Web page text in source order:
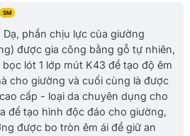
SM
Dạ, phần chịu lực của giường
được gia công bằng gỗ tự nhiên,
lót 1 lớp mút K43 để tạo độ êm
cho giường và cuối cùng là được
cấp - loại da chuyên dụng cho
để tạo hình độc đáo cho giường,
được bo tròn êm ái để giữ an